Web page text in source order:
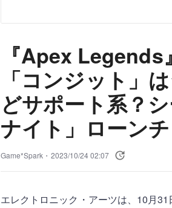
『Apex
「コンジット」
どサポート系？
ナイト」ローン
Game*Spark・ 2023/10/24 02:07
エレクトロニック・アーツは、10月